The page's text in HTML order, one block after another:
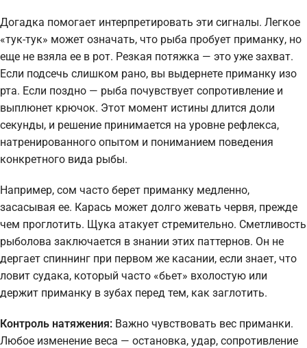
Догадка помогает интерпретировать эти сигналы. Легкое
«тук-тук» может означать, что рыба пробует приманку, но
еще не взяла ее в рот. Резкая потяжка — это уже захват.
Если подсечь слишком рано, вы выдернете приманку изо
рта. Если поздно — рыба почувствует сопротивление и
выплюнет крючок. Этот момент истины длится доли
секунды, и решение принимается на уровне рефлекса,
натренированного опытом и пониманием поведения
конкретного вида рыбы.
Например, сом часто берет приманку медленно,
засасывая ее. Карась может долго жевать червя, прежде
чем проглотить. Щука атакует стремительно. Сметливость
рыболова заключается в знании этих паттернов. Он не
дергает спиннинг при первом же касании, если знает, что
ловит судака, который часто «бьет» вхолостую или
держит приманку в зубах перед тем, как заглотить.
Контроль натяжения: Важно чувствовать вес приманки.
Любое изменение веса — остановка, удар, сопротивление